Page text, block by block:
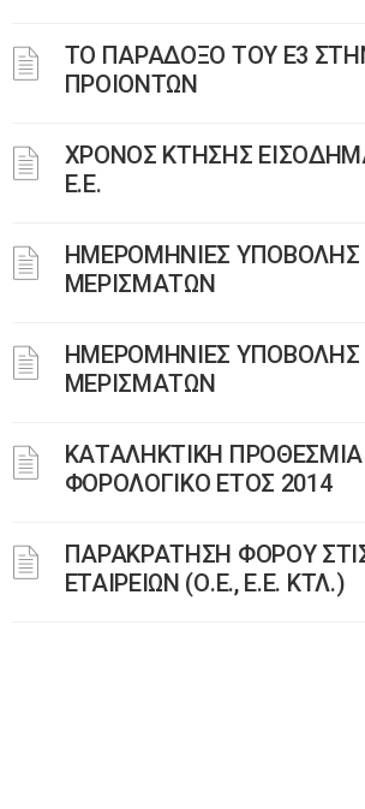
ΤΟ ΠΑΡΑΔΟΞΟ ΤΟΥ Ε3
ΠΡΟΙΟΝΤΩΝ
ΧΡΟΝΟΣ ΚΤΗΣΗΣ
Ε.Ε.
ΗΜΕΡΟΜΗΝΙΕΣ
ΜΕΡΙΣΜΑΤΩΝ
ΗΜΕΡΟΜΗΝΙΕΣ
ΜΕΡΙΣΜΑΤΩΝ
ΚΑΤΑΛΗΚΤΙΚΗ
ΦΟΡΟΛΟΓΙΚΟ ΕΤΟΣ 2014
ΠΑΡΑΚΡΑΤΗΣΗ ΦΟΡΟΥ
ΕΤΑΙΡΕΙΩΝ (Ο.Ε., Ε.Ε. ΚΤΛ.)